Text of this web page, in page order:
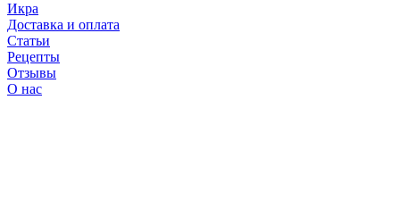
Икра
Доставка и оплата
Статьи
Рецепты
Отзывы
О нас